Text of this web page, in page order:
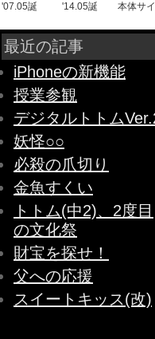
'07.05誕 '14.05誕 本体サ
最近の記事
iPhoneの新機能
授業参観
デジタルトトム
妖怪○○
必殺の爪切り
金魚すくい
トトム(中2)、2度目
の文化祭
財宝を探せ！
父への応援
スイートキッス(改)